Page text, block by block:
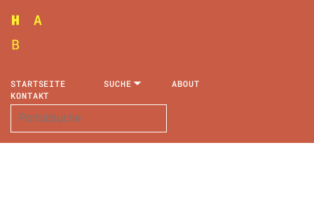
STARTSEITE SUCHE
ABOUT
KONTAKT